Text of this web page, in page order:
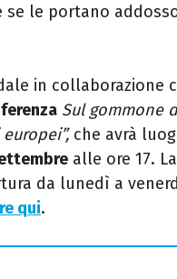
se le portano
in collaborazione
Sul gommone
che avrà
alle ore 17.
da lunedì a
qui.